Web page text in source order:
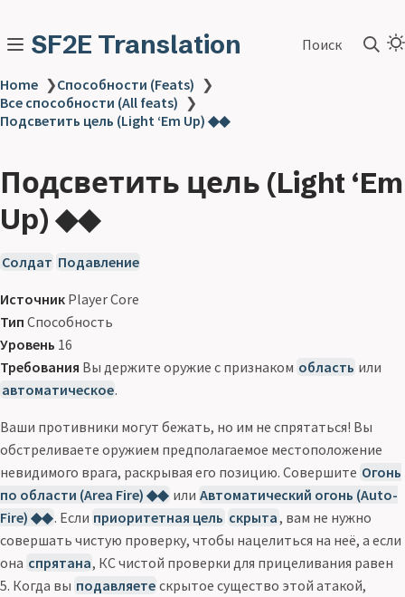
SF2E Translation Поиск
Home ❯Способности (Feats) ❯
Все способности (All feats) ❯
Подсветить цель (Light ‘Em Up) ◆◆
Подсветить цель (Light ‘Em
Up) ◆◆
Солдат Подавление
Источник Player Core
Тип Способность
Уровень 16
Требования Вы держите оружие с признаком область или
автоматическое.
Ваши противники могут бежать, но им не спрятаться! Вы
обстреливаете оружием предполагаемое местоположение
невидимого врага, раскрывая его позицию. Совершите Огонь
по области (Area Fire) ◆◆ или Автоматический огонь (Auto-
Fire) ◆◆. Если приоритетная цель скрыта, вам не нужно
совершать чистую проверку, чтобы нацелиться на неё, а если
она спрятана, КС чистой проверки для прицеливания равен
5. Когда вы подавляете скрытое существо этой атакой,